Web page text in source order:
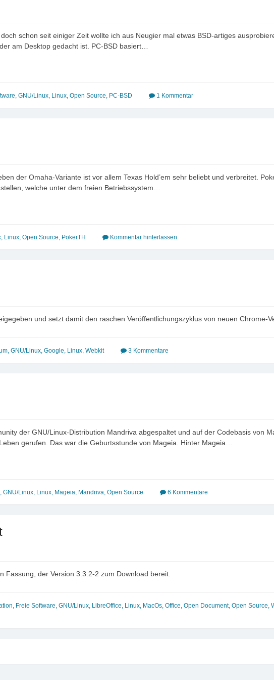
schon seit einiger Zeit wollte ich aus Neugier mal etwas BSD-artiges
am Desktop gedacht ist. PC-BSD basiert…
, GNU/Linux, Linux, Open Source, PC-BSD 1 Kommentar
der Omaha-Variante ist vor allem Texas Hold’em sehr beliebt und verbreitet.
welche unter dem freien Betriebssystem…
, Linux, Open Source, PokerTH Kommentar hinterlassen
und setzt damit den raschen Veröffentlichungszyklus von neuen Chrome-
, GNU/Linux, Google, Linux, Webkit 3 Kommentare
der GNU/Linux-Distribution Mandriva abgespaltet und auf der Codebasis von
gerufen. Das war die Geburtsstunde von Mageia. Hinter Mageia…
, GNU/Linux, Linux, Mageia, Mandriva, Open Source 6 Kommentare
Fassung, der Version 3.3.2-2 zum Download bereit.
, Freie Software, GNU/Linux, LibreOffice, Linux, MacOs, Office, Open Document, Open Source,